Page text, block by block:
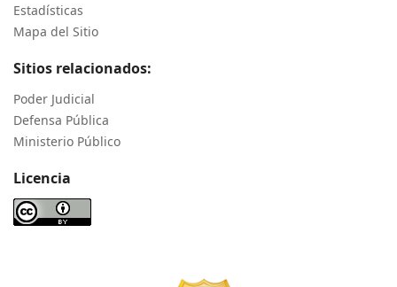
Estadísticas
Mapa del Sitio
Sitios relacionados:
Poder Judicial
Defensa Pública
Ministerio Público
Licencia